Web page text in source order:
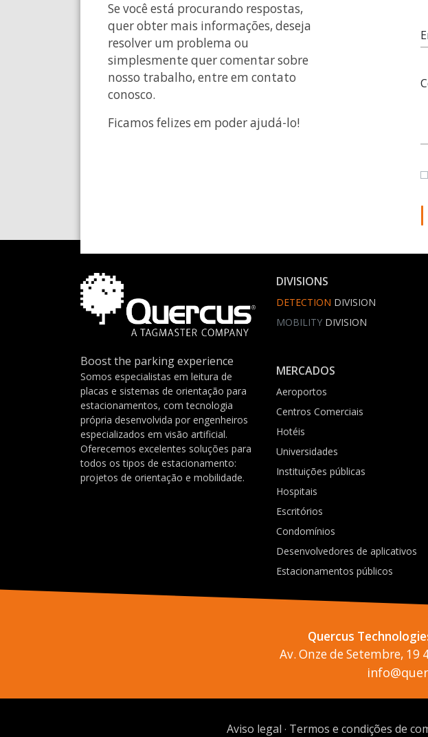
Se você está procurando respostas,
quer obter mais informações, deseja
resolver um problema ou
simplesmente quer comentar sobre
nosso trabalho, entre em contato
conosco.
Ficamos felizes em poder ajudá-lo!
Boost the parking experience
Somos especialistas em leitura de
placas e sistemas de orientação para
estacionamentos, com tecnologia
própria desenvolvida por engenheiros
especializados em visão artificial.
Oferecemos excelentes soluções para
todos os tipos de estacionamento:
projetos de orientação e mobilidade.
DIVISIONS
DETECTION DIVISION
MOBILITY DIVISION
MERCADOS
Aeroportos
Centros Comerciais
Hotéis
Universidades
Instituições públicas
Hospitais
Escritórios
Condomínios
Desenvolvedores de aplicativos
Estacionamentos públicos
Quercus
Av. Onze de Setembre, 19
Aviso legal · Termos e condições de